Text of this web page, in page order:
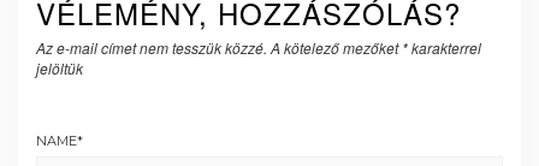
VÉLEMÉNY, HOZZÁSZÓLÁS?
Az e-mail címet nem tesszük közzé. A kötelező mezőket*karakterrel
jelöltük
NAME*